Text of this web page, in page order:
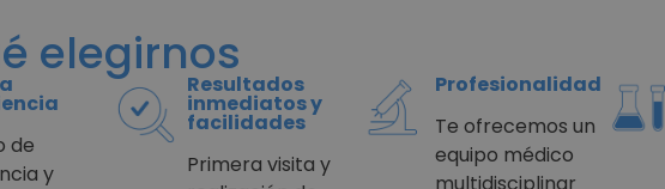
elegirnos
de
y
Resultados
inmediatos y
facilidades
Primera visita y
Profesionalidad
Te ofrecemos un
equipo médico